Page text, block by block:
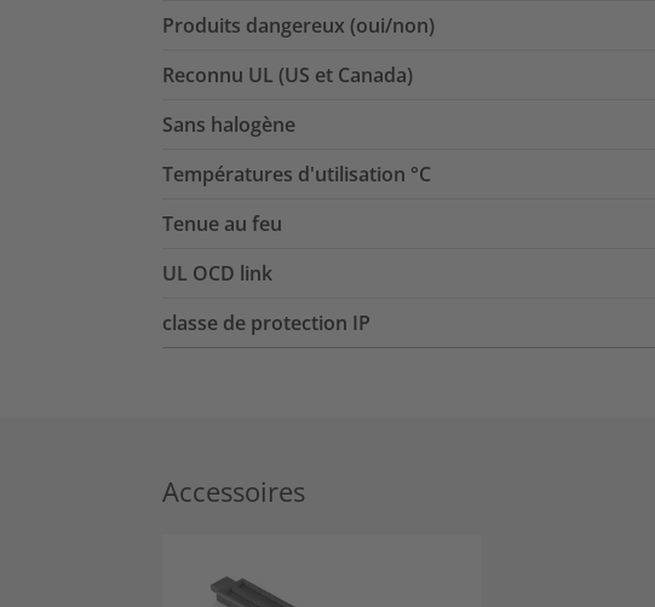
Produits dangereux (oui/non)
Reconnu UL (US et Canada)
Sans halogène
Températures d'utilisation °C
Tenue au feu
UL OCD link
classe de protection IP
Accessoires